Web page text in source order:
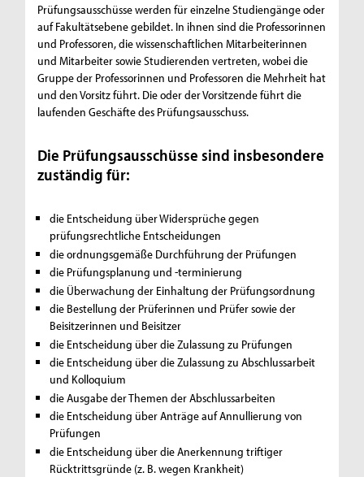
Prüfungsausschüsse werden für einzelne Studiengänge oder
auf Fakultätsebene gebildet. In ihnen sind die Professorinnen
und Professoren, die wissenschaftlichen Mitarbeiterinnen
und Mitarbeiter sowie Studierenden vertreten, wobei die
Gruppe der Professorinnen und Professoren die Mehrheit hat
und den Vorsitz führt. Die oder der Vorsitzende führt die
laufenden Geschäfte des Prüfungsausschuss.
Die Prüfungsausschüsse sind insbesondere
zuständig für:
die Entscheidung über Widersprüche gegen
prüfungsrechtliche Entscheidungen
die ordnungsgemäße Durchführung der Prüfungen
die Prüfungsplanung und -terminierung
die Überwachung der Einhaltung der Prüfungsordnung
die Bestellung der Prüferinnen und Prüfer sowie der
Beisitzerinnen und Beisitzer
die Entscheidung über die Zulassung zu Prüfungen
die Entscheidung über die Zulassung zu Abschlussarbeit
und Kolloquium
die Ausgabe der Themen der Abschlussarbeiten
die Entscheidung über Anträge auf Annullierung von
Prüfungen
die Entscheidung über die Anerkennung triftiger
Rücktrittsgründe (z. B. wegen Krankheit)